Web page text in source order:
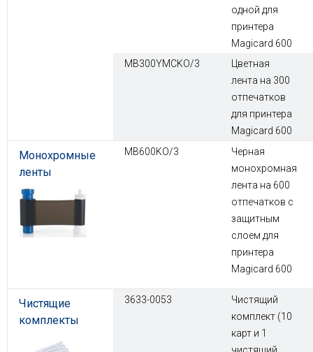
одной для
принтера
Magicard 600
MB300YMCKO/3
Цветная
лента на 300
отпечатков
для принтера
Magicard 600
Монохромные
ленты
MB600KO/3
Черная
монохромная
лента на 600
отпечатков с
защитным
слоем для
принтера
Magicard 600
Чистящие
комплекты
3633-0053
Чистящий
комплект (10
карт и 1